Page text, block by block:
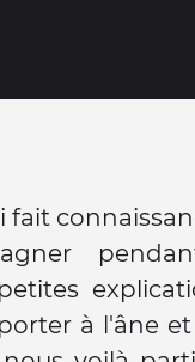
fait
à l'âne
sinon il
notre petit
journée
dans une